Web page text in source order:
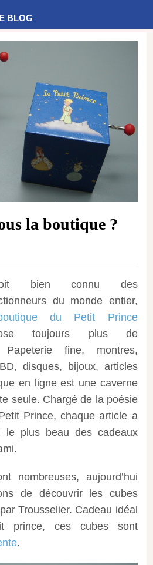
BLOG
la boutique ?
bien connu des
du monde entier,
du Petit Prince
toujours plus de
Papeterie fine, montres,
disques, bijoux, articles
en ligne est une caverne
seule. Chargé de la poésie
Prince, chaque article a
le plus beau des cadeaux
nombreuses, aujourd’hui
de découvrir les cubes
Trousselier. Cadeau idéal
prince, ces cubes sont
.